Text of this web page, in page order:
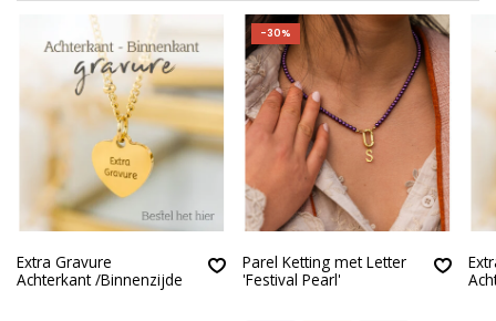
Extra Gravure
Achterkant /Binnenzijde
-30%
Parel Ketting met Letter
'Festival Pearl'